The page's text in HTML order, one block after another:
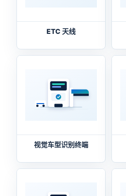
ETC 天线
视觉车型识别终端